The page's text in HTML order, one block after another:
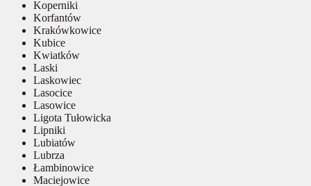
Koperniki
Korfantów
Krakówkowice
Kubice
Kwiatków
Laski
Laskowiec
Lasocice
Lasowice
Ligota Tułowicka
Lipniki
Lubiatów
Lubrza
Łambinowice
Maciejowice